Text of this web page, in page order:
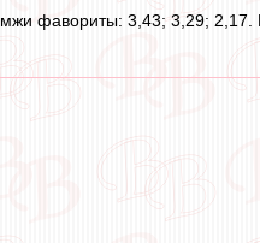
фавориты: 3,43; 3,29; 2,17.